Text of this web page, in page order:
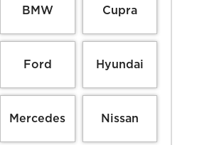
BMW Cupra
Ford Hyundai
Mercedes Nissan